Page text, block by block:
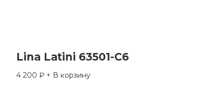
Lina Latini 63501-C6
4 200 ₽ + В корзину